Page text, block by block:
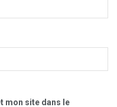
mon site dans le